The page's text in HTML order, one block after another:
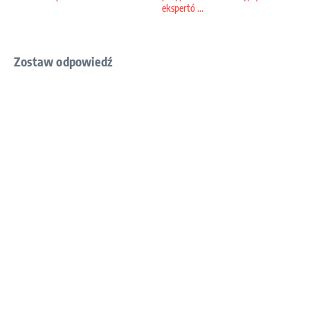
ekspertó ...
Zostaw odpowiedź